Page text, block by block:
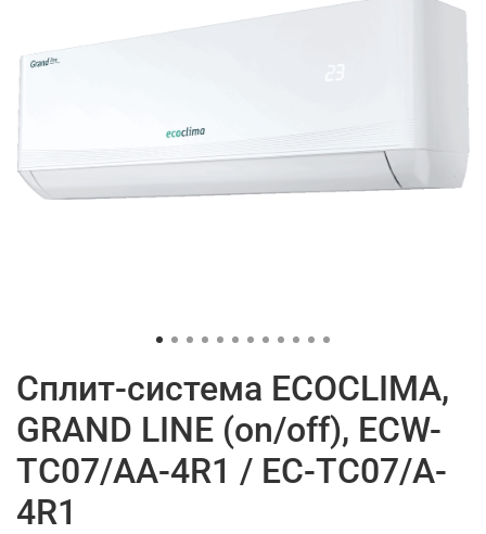
Сплит-система ECOCLIMA,
GRAND LINE (on/off), ECW-
TC07/AA-4R1 / EC-TC07/A-
4R1